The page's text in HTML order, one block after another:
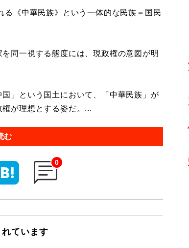
る《中華民族》という一体的な民族＝国民
同一視する態度には、現政権の意図が明
」という国土において、「中華民族」が
が理想とする姿だ。...
む
0
ています